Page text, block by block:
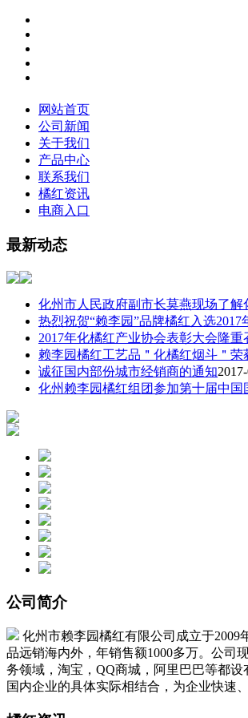
网站首页
公司新闻
关于我们
产品中心
联系我们
橘红资讯
电商入口
最新动态
化州市人民政府副市长莫燕现场了解
热烈祝贺“赖李园”品牌橘红入选2017
2017年化橘红产业协会表彰大会隆重
赖李园橘红工艺品＂化橘红烟斗＂荣
诚征国内部份城市经销商的通知
化州赖李园橘红组团参加第十届中国
公司简介
化州市赖李园橘红有限公司成立于
品远销海内外，年销售额1000多万。公司
务领域，淘宝，QQ商城，阿里巴巴等都
国内企业的具体实际相结合，为企业快速